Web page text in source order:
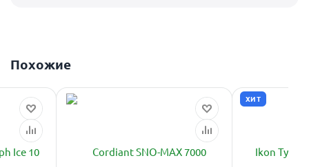
Похожие
ХИТ